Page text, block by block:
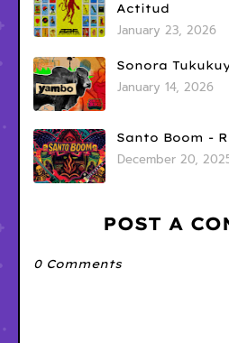
Actitud
January 23, 2026
Sonora
January 14, 2026
Santo Boom -
December 20,
POST A
0 Comments